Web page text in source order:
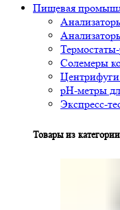
Пищевая
Солемеры
pH-метры
Экспресс-
Товары из категории